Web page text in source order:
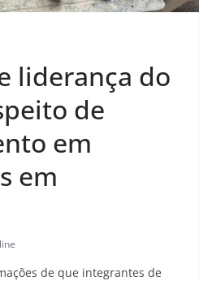
liderança do
de
em
em
de que integrantes de